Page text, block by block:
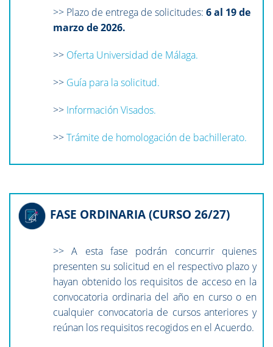
>> Plazo de entrega de solicitudes: 6 al 19 de
marzo de 2026.
>> Oferta Universidad de Málaga.
>> Guía para la solicitud.
>> Información Visados.
>>Trámite de homologación de bachillerato.
FASE ORDINARIA (CURSO 26/27)
>> A esta fase podrán concurrir quienes
presenten su solicitud en el respectivo plazo y
hayan obtenido los requisitos de acceso en la
convocatoria ordinaria del año en curso o en
cualquier convocatoria de cursos anteriores y
reúnan los requisitos recogidos en el Acuerdo.